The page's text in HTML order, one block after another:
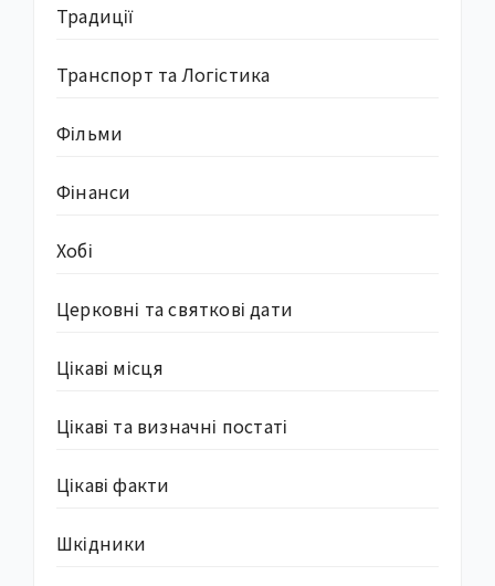
Традиції
Транспорт та Логістика
Фільми
Фінанси
Хобі
Церковні та святкові дати
Цікаві місця
Цікаві та визначні постаті
Цікаві факти
Шкідники